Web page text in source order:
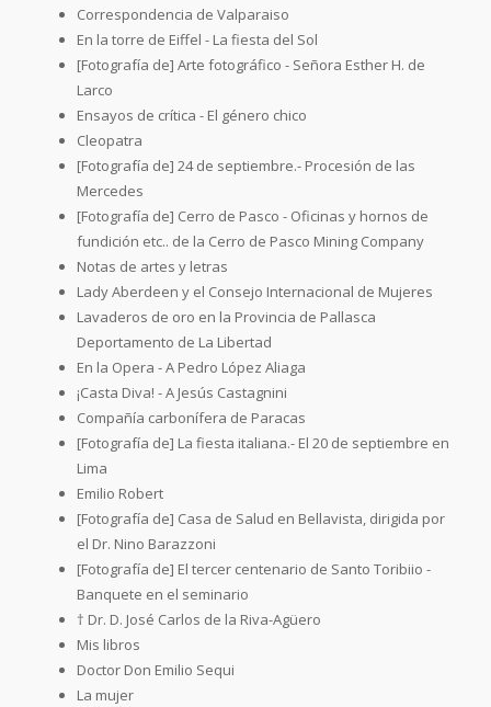
Correspondencia de Valparaiso
En la torre de Eiffel - La fiesta del Sol
[Fotografía de] Arte fotográfico - Señora Esther H. de
Larco
Ensayos de crítica - El género chico
Cleopatra
[Fotografía de] 24 de septiembre.- Procesión de las
Mercedes
[Fotografía de] Cerro de Pasco - Oficinas y hornos de
fundición etc.. de la Cerro de Pasco Mining Company
Notas de artes y letras
Lady Aberdeen y el Consejo Internacional de Mujeres
Lavaderos de oro en la Provincia de Pallasca
Deportamento de La Libertad
En la Opera - A Pedro López Aliaga
¡Casta Diva! - A Jesús Castagnini
Compañía carbonífera de Paracas
[Fotografía de] La fiesta italiana.- El 20 de septiembre en
Lima
Emilio Robert
[Fotografía de] Casa de Salud en Bellavista, dirigida por
el Dr. Nino Barazzoni
[Fotografía de] El tercer centenario de Santo Toribiio -
Banquete en el seminario
† Dr. D. José Carlos de la Riva-Agüero
Mis libros
Doctor Don Emilio Sequi
La mujer